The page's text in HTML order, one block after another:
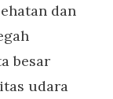
dan
besar
udara